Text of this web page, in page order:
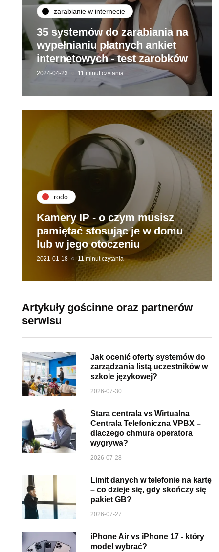
zarabianie w internecie
35 systemów do zarabiania na
wypełnianiu płatnych ankiet
internetowych - test zarobków
2024-04-23 11 minut czytania
rodo
Kamery IP - o czym musisz
pamiętać stosując je w domu
lub w jego otoczeniu
2021-01-18 11 minut czytania
Artykuły gościnne oraz partnerów
serwisu
Jak ocenić oferty systemów do
zarządzania listą uczestników w
szkole językowej?
2026-07-30
Stara centrala vs Wirtualna
Centrala Telefoniczna VPBX –
dlaczego chmura operatora
wygrywa?
2026-07-28
Limit danych w telefonie na kartę
– co dzieje się, gdy skończy się
pakiet GB?
2026-07-27
iPhone Air vs iPhone 17 - który
model wybrać?